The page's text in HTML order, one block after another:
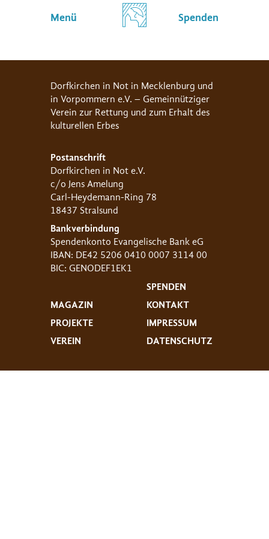
Menü Spenden
Dorfkirchen in Not in Mecklenburg und
in Vorpommern e.V. – Gemeinnütziger
Verein zur Rettung und zum Erhalt des
kulturellen Erbes
Postanschrift
Dorfkirchen in Not e.V.
c/o Jens Amelung
Carl-Heydemann-Ring 78
18437 Stralsund
Bankverbindung
Spendenkonto Evangelische Bank eG
IBAN: DE42 5206 0410 0007 3114 00
BIC: GENODEF1EK1
MAGAZIN
PROJEKTE
VEREIN
SPENDEN
KONTAKT
IMPRESSUM
DATENSCHUTZ